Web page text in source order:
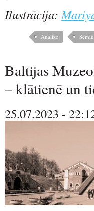
Ilustrācija:
Analīze
Baltijas
– klātienē un
25.07.2023 -